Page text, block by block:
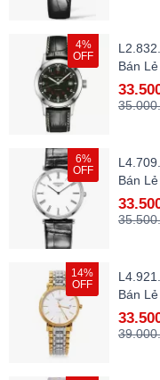
4%
OFF
Bán
6%
OFF
Bán
14%
OFF
Bán